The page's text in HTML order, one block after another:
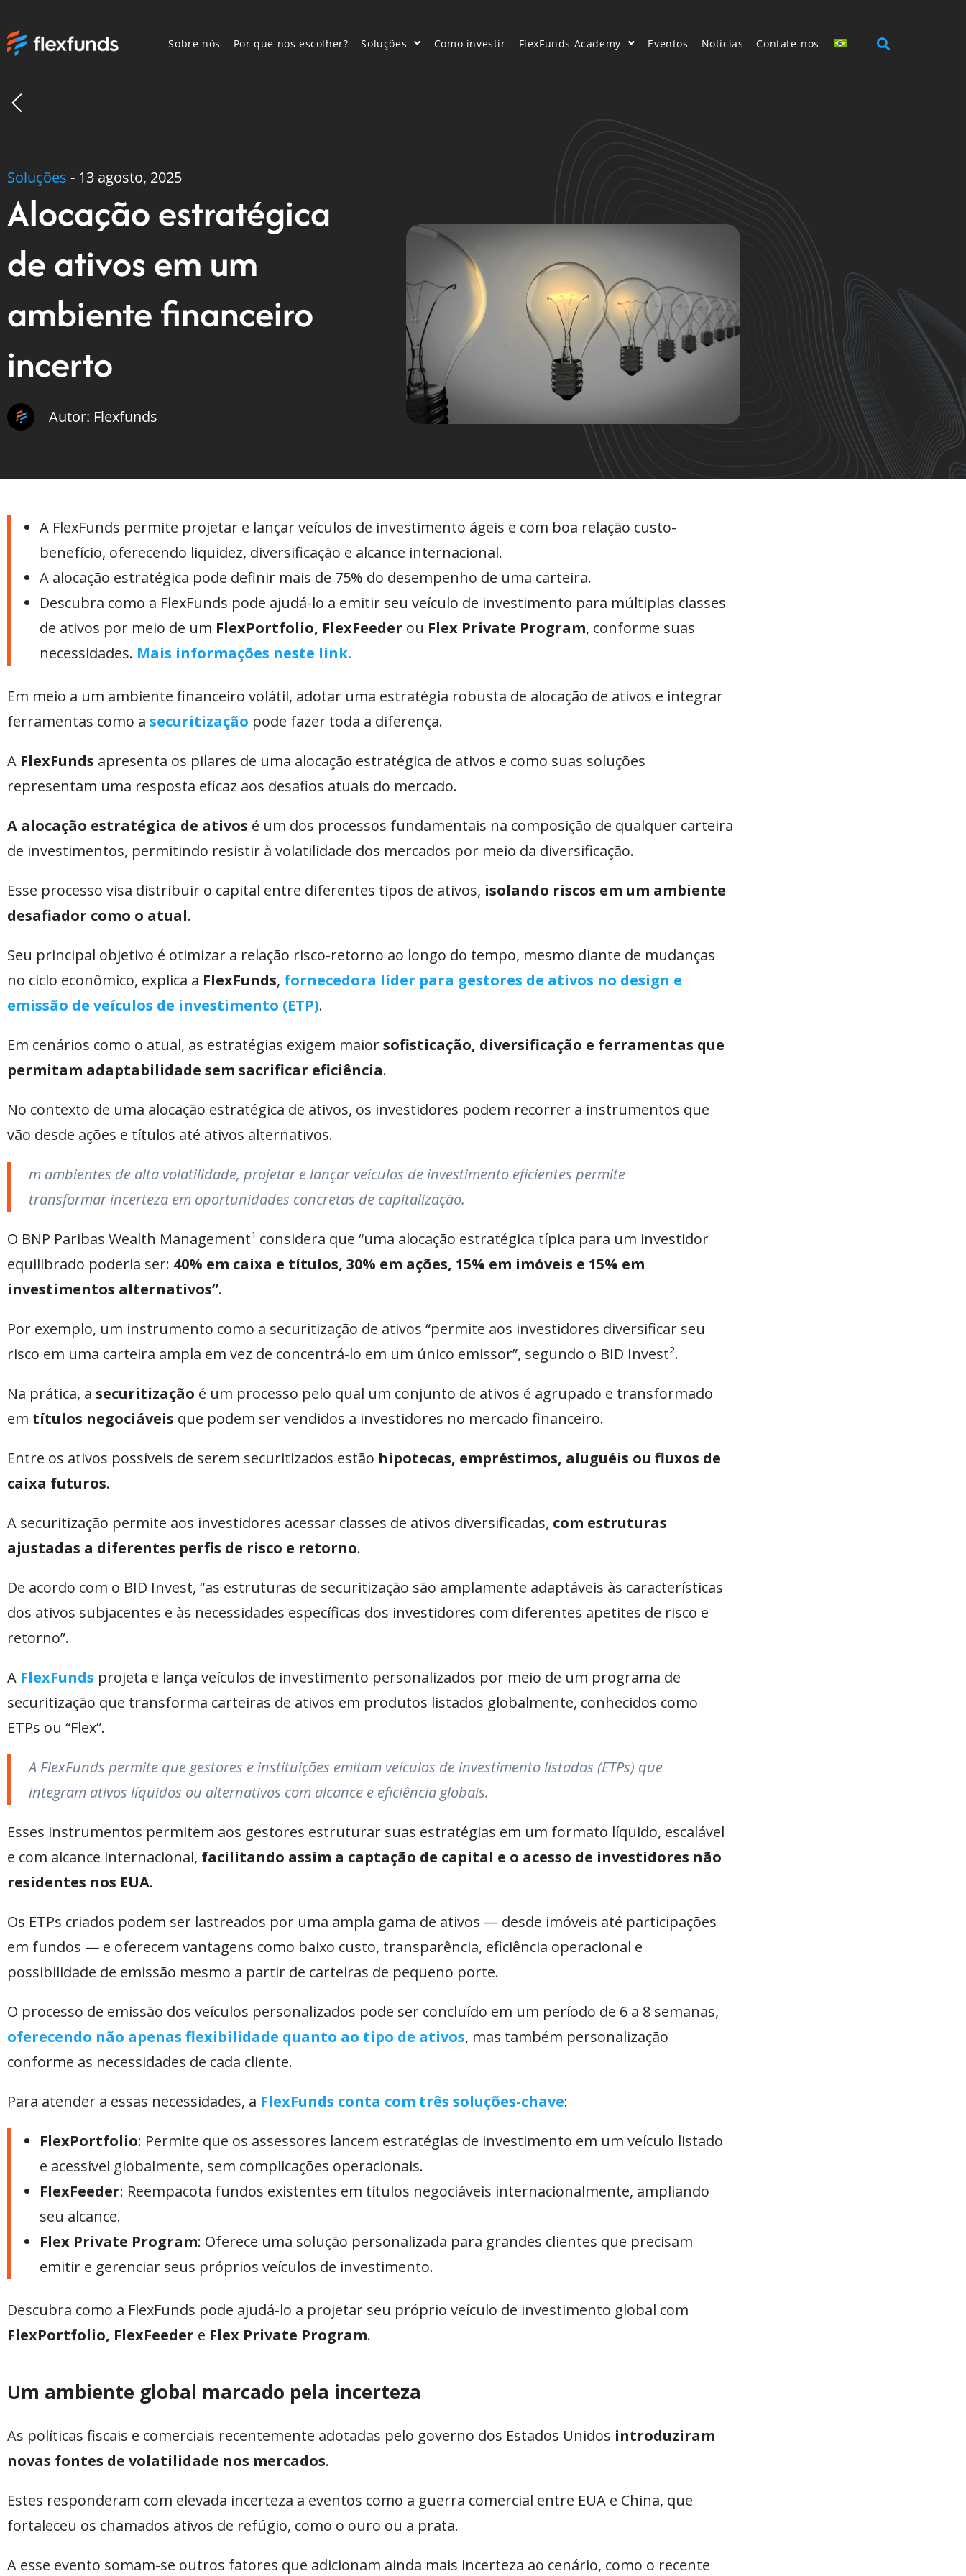
Sobre nós Por que nos escolher? Soluções Como investir FlexFunds Academy Eventos Notícias Contate-nos
Soluções - 13 agosto, 2025
Alocação estratégica
de ativos em um
ambiente financeiro
incerto
Autor: Flexfunds
A FlexFunds permite projetar e lançar veículos de investimento ágeis e com boa relação custo-
benefício, oferecendo liquidez, diversificação e alcance internacional.
A alocação estratégica pode definir mais de 75% do desempenho de uma carteira.
Descubra como a FlexFunds pode ajudá-lo a emitir seu veículo de investimento para múltiplas classes
de ativos por meio de um FlexPortfolio, FlexFeeder ou Flex Private Program, conforme suas
necessidades. Mais informações neste link.
Em meio a um ambiente financeiro volátil, adotar uma estratégia robusta de alocação de ativos e integrar
ferramentas como a securitização pode fazer toda a diferença.
A FlexFunds apresenta os pilares de uma alocação estratégica de ativos e como suas soluções
representam uma resposta eficaz aos desafios atuais do mercado.
A alocação estratégica de ativos é um dos processos fundamentais na composição de qualquer carteira
de investimentos, permitindo resistir à volatilidade dos mercados por meio da diversificação.
Esse processo visa distribuir o capital entre diferentes tipos de ativos, isolando riscos em um ambiente
desafiador como o atual.
Seu principal objetivo é otimizar a relação risco-retorno ao longo do tempo, mesmo diante de mudanças
no ciclo econômico, explica a FlexFunds, fornecedora líder para gestores de ativos no design e
emissão de veículos de investimento (ETP).
Em cenários como o atual, as estratégias exigem maiorsofisticação, diversificação e ferramentas que
permitam adaptabilidade sem sacrificar eficiência.
No contexto de uma alocação estratégica de ativos, os investidores podem recorrer a instrumentos que
vão desde ações e títulos até ativos alternativos.
m ambientes de alta volatilidade, projetar e lançar veículos de investimento eficientes permite
transformar incerteza em oportunidades concretas de capitalização.
O BNP Paribas Wealth Management¹ considera que “uma alocação estratégica típica para um investidor
equilibrado poderia ser: 40% em caixa e títulos, 30% em ações, 15% em imóveis e 15% em
investimentos alternativos”.
Por exemplo, um instrumento como a securitização de ativos “permite aos investidores diversificar seu
risco em uma carteira ampla em vez de concentrá-lo em um único emissor”, segundo o BID Invest².
Na prática, a securitização é um processo pelo qual um conjunto de ativos é agrupado e transformado
em títulos negociáveis que podem ser vendidos a investidores no mercado financeiro.
Entre os ativos possíveis de serem securitizados estão hipotecas, empréstimos, aluguéis ou fluxos de
caixa futuros.
A securitização permite aos investidores acessar classes de ativos diversificadas, com estruturas
ajustadas a diferentes perfis de risco e retorno.
De acordo com o BID Invest, “as estruturas de securitização são amplamente adaptáveis às características
dos ativos subjacentes e às necessidades específicas dos investidores com diferentes apetites de risco e
retorno”.
A FlexFunds projeta e lança veículos de investimento personalizados por meio de um programa de
securitização que transforma carteiras de ativos em produtos listados globalmente, conhecidos como
ETPs ou “Flex”.
A FlexFunds permite que gestores e instituições emitam veículos de investimento listados (ETPs) que
integram ativos líquidos ou alternativos com alcance e eficiência globais.
Esses instrumentos permitem aos gestores estruturar suas estratégias em um formato líquido, escalável
e com alcance internacional, facilitando assim a captação de capital e o acesso de investidores não
residentes nos EUA.
Os ETPs criados podem ser lastreados por uma ampla gama de ativos — desde imóveis até participações
em fundos — e oferecem vantagens como baixo custo, transparência, eficiência operacional e
possibilidade de emissão mesmo a partir de carteiras de pequeno porte.
O processo de emissão dos veículos personalizados pode ser concluído em um período de 6 a 8 semanas,
oferecendo não apenas flexibilidade quanto ao tipo de ativos, mas também personalização
conforme as necessidades de cada cliente.
Para atender a essas necessidades, a FlexFunds conta com três soluções-chave:
FlexPortfolio: Permite que os assessores lancem estratégias de investimento em um veículo listado
e acessível globalmente, sem complicações operacionais.
FlexFeeder: Reempacota fundos existentes em títulos negociáveis internacionalmente, ampliando
seu alcance.
Flex Private Program: Oferece uma solução personalizada para grandes clientes que precisam
emitir e gerenciar seus próprios veículos de investimento.
Descubra como a FlexFunds pode ajudá-lo a projetar seu próprio veículo de investimento global com
FlexPortfolio, FlexFeeder e Flex Private Program.
Um ambiente global marcado pela incerteza
As políticas fiscais e comerciais recentemente adotadas pelo governo dos Estados Unidos introduziram
novas fontes de volatilidade nos mercados.
Estes responderam com elevada incerteza a eventos como a guerra comercial entre EUA e China, que
fortaleceu os chamados ativos de refúgio, como o ouro ou a prata.
A esse evento somam-se outros fatores que adicionam ainda mais incerteza ao cenário, como o recente